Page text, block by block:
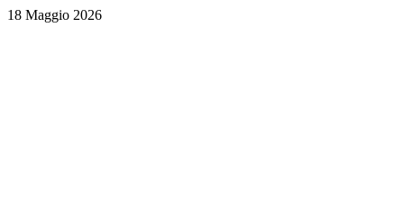
18 Maggio 2026